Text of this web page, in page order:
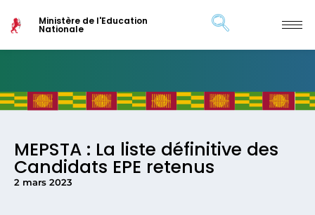
Ministère de l'Education
Nationale
MEPSTA : La liste définitive des
Candidats EPE retenus
2 mars 2023